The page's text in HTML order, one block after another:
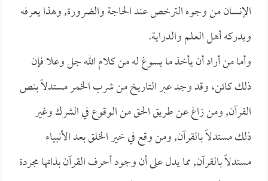
الإنسان من وجوه الترخص عند الحاجة والضرورة, وهذا يعرفه
ويدركه أهل العلم والدراية.
وأما من أراد أن يأخذ ما يسوغ له من كلام الله جل وعلا فإن
ذلك كائن، وقد وجد عبر التاريخ من شرب الخمر مستدلاً بنص
القرآن, ومن زاغ عن طريق الحق من الوقوع في الشرك وغير
ذلك مستدلاً بالقرآن, ومن وقع في خير الخلق بعد الأنبياء
مستدلاً بالقرآن, مما يدل على أن وجود أحرف القرآن بذاتها مجردة